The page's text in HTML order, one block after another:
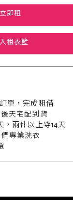
立即租
租衣籃
單，完成租借
天宅配到貨
，兩件以上穿14天
專業洗衣